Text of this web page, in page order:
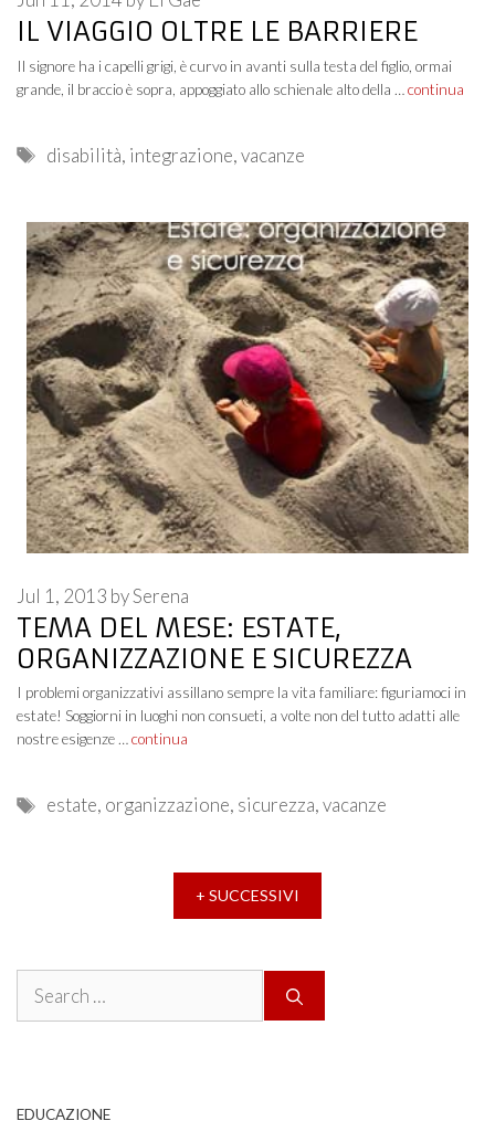
IL VIAGGIO OLTRE LE BARRIERE
Il signore ha i capelli grigi, è curvo in avanti sulla testa del figlio, ormai
grande, il braccio è sopra, appoggiato allo schienale alto della … continua
Tags
disabilità, integrazione,vacanze
TEMA DEL MESE: ESTATE,
ORGANIZZAZIONE E SICUREZZA
Jul 1, 2013 bySerena
I problemi organizzativi assillano sempre la vita familiare: figuriamoci in
estate! Soggiorni in luoghi non consueti, a volte non del tutto adatti alle
nostre esigenze …continua
Tags
estate, organizzazione, sicurezza,vacanze
+ SUCCESSIVI
Search
EDUCAZIONE